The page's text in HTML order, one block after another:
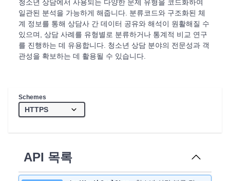
청소년 상담에서 사용되는 다양한 문제 유형을 코드화하여
일관된 분석을 가능하게 해줍니다. 분류코드와 구조화된 체
계 정보를 통해 상담사 간 데이터 공유와 해석이 원활해질 수
있으며, 상담 사례를 유형별로 분류하거나 통계적 비교 연구
를 진행하는 데 유용합니다. 청소년 상담 분야의 전문성과 객
관성을 확보하는 데 활용될 수 있습니다.
Schemes
API 목록